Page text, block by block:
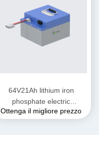
64V21Ah lithium iron
phosphate electric
motorcycle battery
Ottenga il migliore prezzo